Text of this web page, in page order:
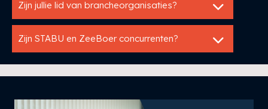
Zijn jullie lid van brancheorganisaties?
Zijn STABU en ZeeBoer concurrenten?